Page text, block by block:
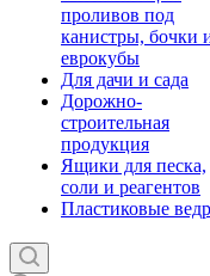
проливов под
канистры, бочки
еврокубы
Для дачи и сада
Дорожно-
строительная
продукция
Ящики для песка,
соли и реагентов
Пластиковые